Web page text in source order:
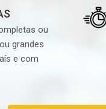
ou
grandes
e com